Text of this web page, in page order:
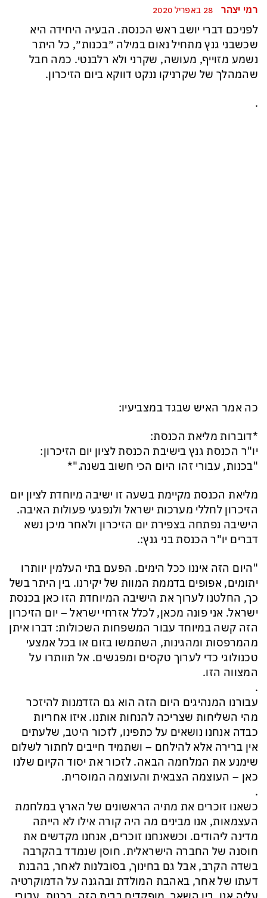
משבר האקלים הגיע עד לכור הגרעיני – והונגריה קיבלה הצצה מפחידה לעתיד
הגרעינית חותמות על הסכם הגנה המשנה מהיסוד את מאזן הכוחות באזורנו
במשחק חסר החשיבות מדגישה את התגברות החוליגניזם הפראי בכדורגל הישראלי
רמי יצהר
לפניכם דברי יושב ראש הכנסת. הבעיה היחידה היא
שכשבני גנץ מתחיל נאום במילה ״בכנות״, כל היתר
נשמע מזוייף, מעושה, שקרני ולא רלבנטי. כמה חבל
שהמהלך של שקרניקו ננקט דווקא ביום הזיכרון.
.
כה אמר האיש שבגד במצביעיו:
*דוברות מליאת הכנסת:
יו"ר הכנסת גנץ בישיבת הכנסת לציון יום הזיכרון:
"בכנות, עבורי זהו היום הכי חשוב בשנה."*
מליאת הכנסת מקיימת בשעה זו ישיבה מיוחדת לציון יום
הזיכרון לחללי מערכות ישראל ולנפגעי פעולות האיבה.
הישיבה נפתחה בצפירת יום הזיכרון ולאחר מיכן נשא
דברים יו"ר הכנסת בני גנץ:.
"היום הזה איננו ככל הימים. הפעם בתי העלמין יוותרו
יתומים, אפופים בדממת המוות של יקירנו. בין היתר בשל
כך, החלטנו לערוך את הישיבה המיוחדת הזו כאן בכנסת
ישראל. אני פונה מכאן, לכלל אזרחי ישראל – יום הזיכרון
הזה קשה במיוחד עבור המשפחות השכולות: דברו איתן
מהמרפסות ומהגינות, השתמשו בזום או בכל אמצעי
טכנולוגי כדי לערוך טקסים ומפגשים. אל תוותרו על
המצווה הזו.
.
עבורנו המנהיגים היום הזה הוא גם הזדמנות להיזכר
מהי השליחות שצריכה להנחות אותנו. איזו אחריות
כבדה אנחנו נושאים על כתפינו, לזכור היטב, שלעתים
אין ברירה אלא להילחם – ושתמיד חייבים לחתור לשלום
שימנע את המלחמה הבאה. לזכור את יסוד הקיום שלנו
כאן – העוצמה הצבאית והעוצמה המוסרית.
.
כשאנו זוכרים את מתיה הראשונים של הארץ במלחמת
העצמאות, אנו מבינים מה היה קורה אילו לא הייתה
מדינה ליהודים. וכשאנחנו זוכרים, אנחנו מקדשים את
חוסנה של החברה הישראלית. חוסן שנמדד בהקרבה
בשדה הקרב, אבל גם בחינוך, בסובלנות לאחר, בהבנת
דעתו של אחר, באהבת המולדת ובהגנה על הדמוקרטיה